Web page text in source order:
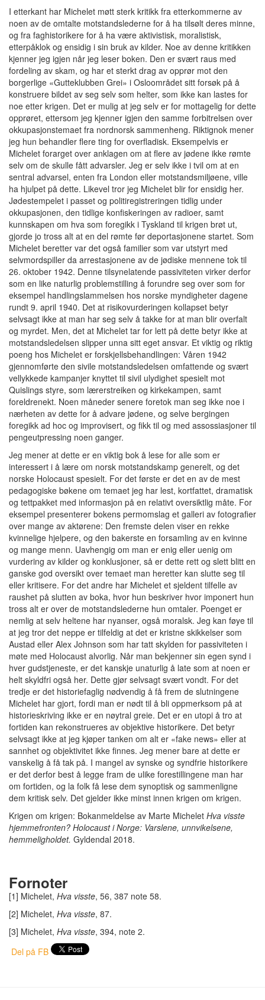
I etterkant har Michelet møtt sterk kritikk fra etterkommerne av
noen av de omtalte motstandslederne for å ha tilsølt deres minne,
og fra faghistorikere for å ha være aktivistisk, moralistisk,
etterpåklok og ensidig i sin bruk av kilder. Noe av denne kritikken
kjenner jeg igjen når jeg leser boken. Den er svært raus med
fordeling av skam, og har et sterkt drag av opprør mot den
borgerlige «Gutteklubben Grei» i Osloområdet sitt forsøk på å
konstruere bildet av seg selv som helter, som ikke kan lastes for
noe etter krigen. Det er mulig at jeg selv er for mottagelig for dette
opprøret, ettersom jeg kjenner igjen den samme forbitrelsen over
okkupasjonstemaet fra nordnorsk sammenheng. Riktignok mener
jeg hun behandler flere ting for overfladisk. Eksempelvis er
Michelet forarget over anklagen om at flere av jødene ikke rømte
selv om de skulle fått advarsler. Jeg er selv ikke i tvil om at en
sentral advarsel, enten fra London eller motstandsmiljøene, ville
ha hjulpet på dette. Likevel tror jeg Michelet blir for ensidig her.
Jødestempelet i passet og politiregistreringen tidlig under
okkupasjonen, den tidlige konfiskeringen av radioer, samt
kunnskapen om hva som foregikk i Tyskland til krigen brøt ut,
gjorde jo tross alt at en del rømte før deportasjonene startet. Som
Michelet beretter var det også familier som var utstyrt med
selvmordspiller da arrestasjonene av de jødiske mennene tok til
26. oktober 1942. Denne tilsynelatende passiviteten virker derfor
som en like naturlig problemstilling å forundre seg over som for
eksempel handlingslammelsen hos norske myndigheter dagene
rundt 9. april 1940. Det at risikovurderingen kollapset betyr
selvsagt ikke at man har seg selv å takke for at man blir overfalt
og myrdet. Men, det at Michelet tar for lett på dette betyr ikke at
motstandsledelsen slipper unna sitt eget ansvar. Et viktig og riktig
poeng hos Michelet er forskjellsbehandlingen: Våren 1942
gjennomførte den sivile motstandsledelsen omfattende og svært
vellykkede kampanjer knyttet til sivil ulydighet spesielt mot
Quislings styre, som lærerstreiken og kirkekampen, samt
foreldrenekt. Noen måneder senere foretok man seg ikke noe i
nærheten av dette for å advare jødene, og selve bergingen
foregikk ad hoc og improvisert, og fikk til og med assossiasjoner til
pengeutpressing noen ganger.
Jeg mener at dette er en viktig bok å lese for alle som er
interessert i å lære om norsk motstandskamp generelt, og det
norske Holocaust spesielt. For det første er det en av de mest
pedagogiske bøkene om temaet jeg har lest, kortfattet, dramatisk
og tettpakket med informasjon på en relativt oversiktlig måte. For
eksempel presenterer bokens permomslag et galleri av fotografier
over mange av aktørene: Den fremste delen viser en rekke
kvinnelige hjelpere, og den bakerste en forsamling av en kvinne
og mange menn. Uavhengig om man er enig eller uenig om
vurdering av kilder og konklusjoner, så er dette rett og slett blitt en
ganske god oversikt over temaet man heretter kan slutte seg til
eller kritisere. For det andre har Michelet et sjeldent tilfelle av
raushet på slutten av boka, hvor hun beskriver hvor imponert hun
tross alt er over de motstandslederne hun omtaler. Poenget er
nemlig at selv heltene har nyanser, også moralsk. Jeg kan føye til
at jeg tror det neppe er tilfeldig at det er kristne skikkelser som
Austad eller Alex Johnson som har tatt skylden for passiviteten i
møte med Holocaust alvorlig. Når man bekjenner sin egen synd i
hver gudstjeneste, er det kanskje unaturlig å late som at noen er
helt skyldfri også her. Dette gjør selvsagt svært vondt. For det
tredje er det historiefaglig nødvendig å få frem de slutningene
Michelet har gjort, fordi man er nødt til å bli oppmerksom på at
historieskriving ikke er en nøytral greie. Det er en utopi å tro at
fortiden kan rekonstrueres av objektive historikere. Det betyr
selvsagt ikke at jeg kjøper tanken om alt er «fake news» eller at
sannhet og objektivitet ikke finnes. Jeg mener bare at dette er
vanskelig å få tak på. I mangel av synske og syndfrie historikere
er det derfor best å legge fram de ulike forestillingene man har
om fortiden, og la folk få lese dem synoptisk og sammenligne
dem kritisk selv. Det gjelder ikke minst innen krigen om krigen.
Krigen om krigen: Bokanmeldelse av Marte Michelet Hva visste
hjemmefronten? Holocaust i Norge: Varslene, unnvikelsene,
hemmeligholdet. Gyldendal 2018.
Fornoter
[1] Michelet, Hva visste, 56, 387 note 58.
[2] Michelet, Hva visste, 87.
[3] Michelet, Hva visste, 394, note 2.
Del på FB